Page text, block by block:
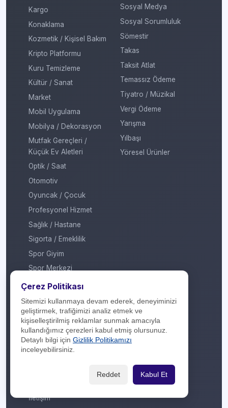
Kargo
Konaklama
Kozmetik / Kişisel Bakım
Kripto Platformu
Kuru Temizleme
Kültür / Sanat
Market
Mobil Uygulama
Mobilya / Dekorasyon
Mutfak Gereçleri /
Küçük Ev Aletleri
Optik / Saat
Otomotiv
Oyuncak / Çocuk
Profesyonel Hizmet
Sağlık / Hastane
Sigorta / Emeklilik
Spor Giyim
Spor Merkezi
Tasarım
Turizm / Seyahat
Ulaşım
Veteriner / Pet Shop
Yapı Marketi
Yurt Dışı / Duty Free
Sosyal Medya
Sosyal Sorumluluk
Sömestir
Takas
Taksit Atlat
Temassız Ödeme
Tiyatro / Müzikal
Vergi Ödeme
Yarışma
Yılbaşı
Yöresel Ürünler
İletişim
Çerez Politikası
Sitemizi kullanmaya devam ederek, deneyiminizi
geliştirmek, trafiğimizi analiz etmek ve
kişiselleştirilmiş reklamlar sunmak amacıyla
kullandığımız çerezleri kabul etmiş olursunuz.
Detaylı bilgi için Gizlilik Politikamızı
inceleyebilirsiniz.
Reddet Kabul Et